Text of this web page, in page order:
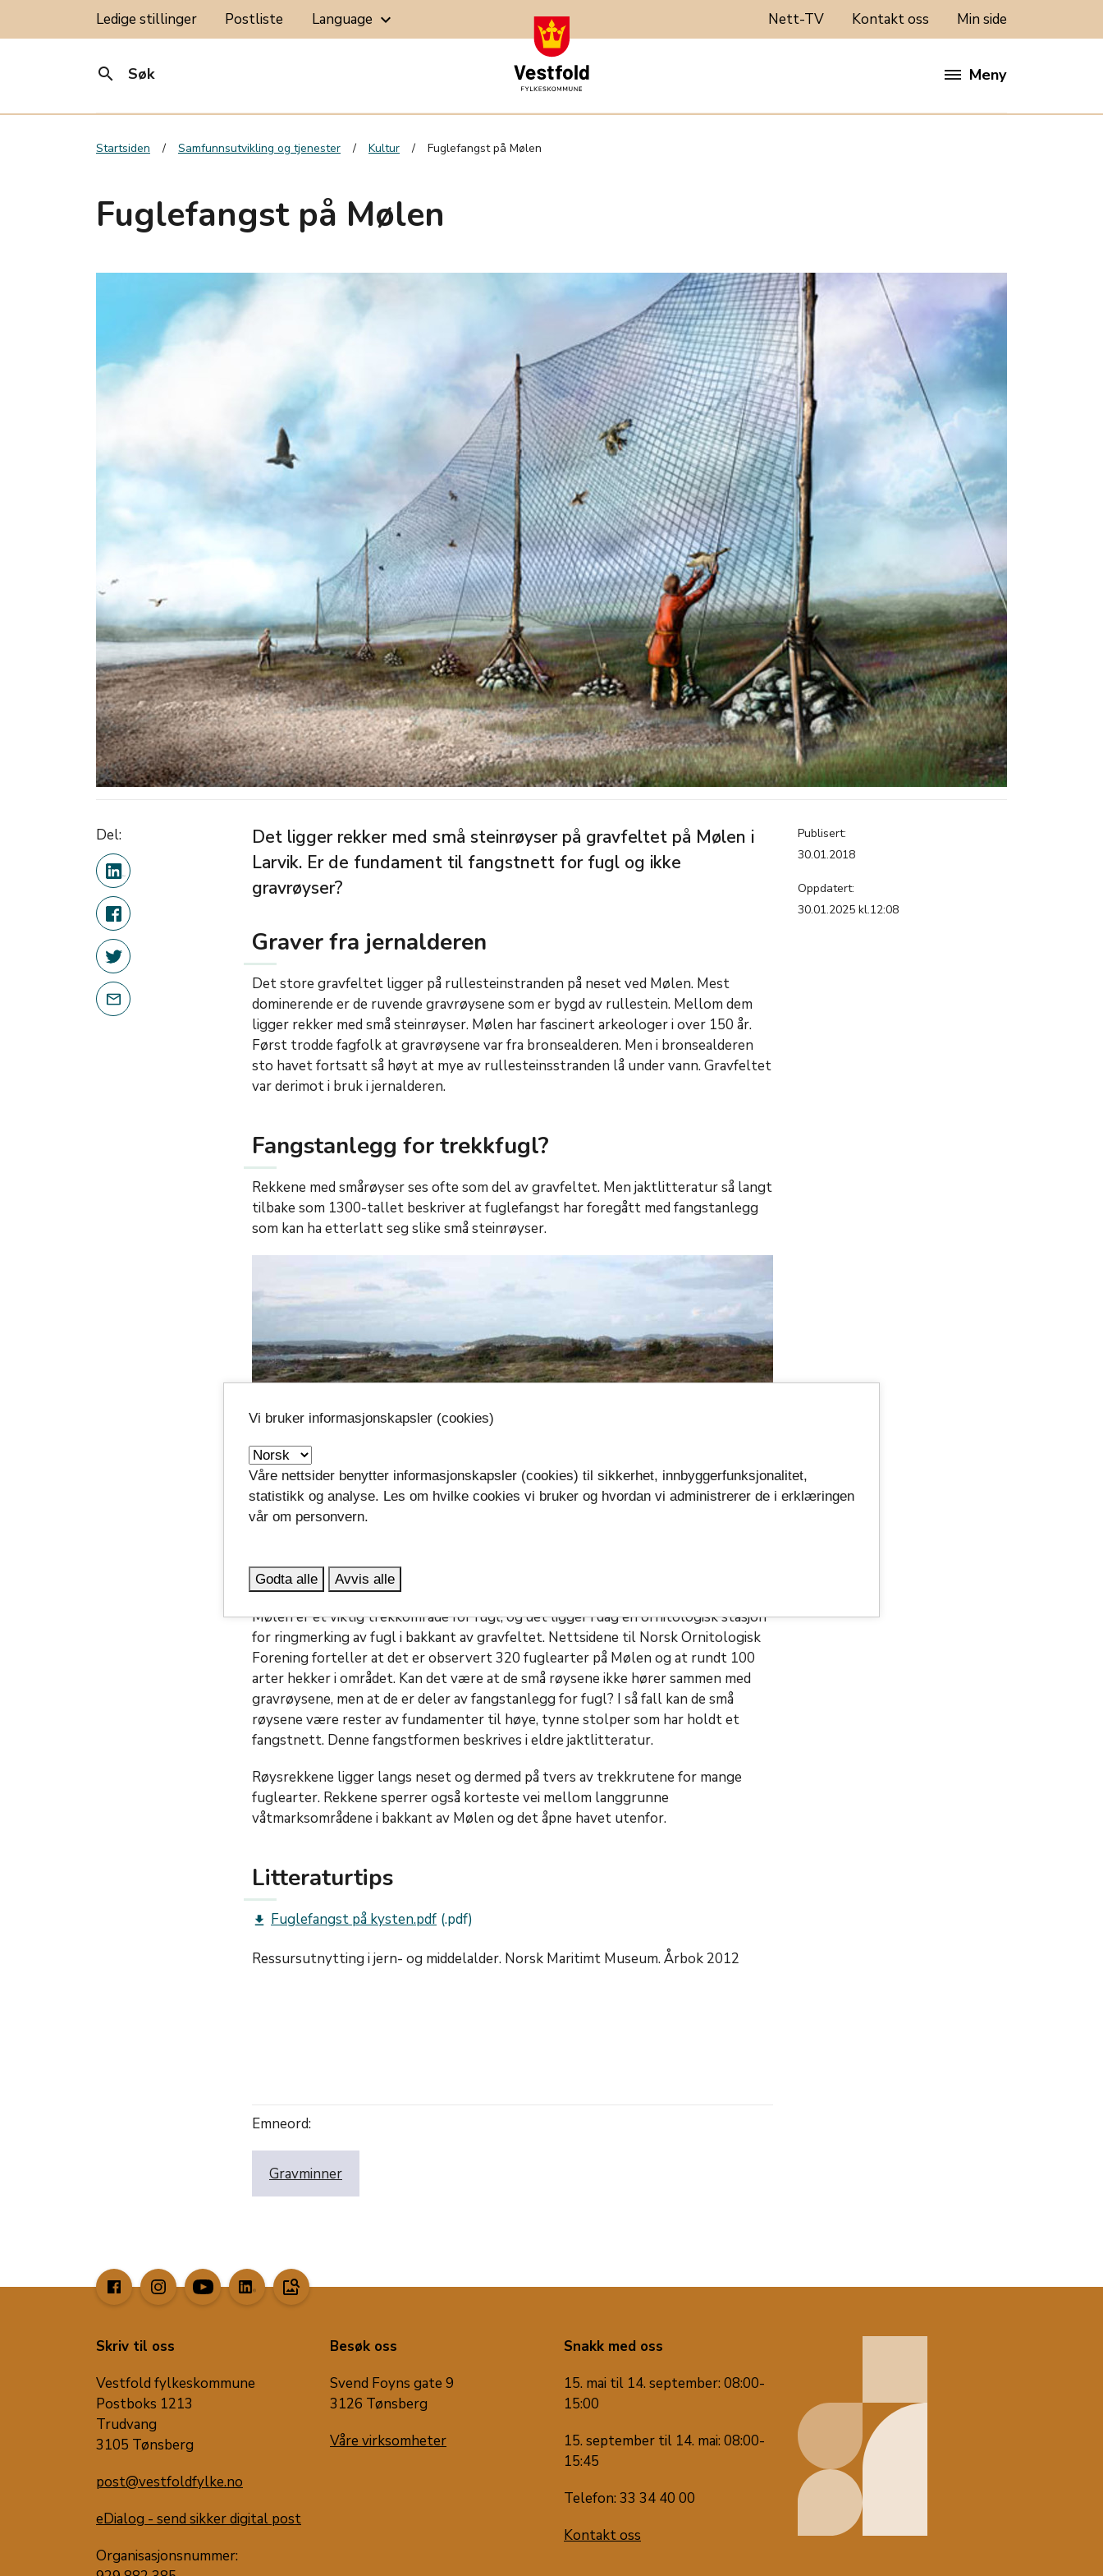
Ledige stillinger Postliste Language keyboard_arrow_down Nett-TV Kontakt oss Min side
search Søk Meny
Startsiden Samfunnsutvikling og tjenester Kultur Fuglefangst på Mølen
Fuglefangst på Mølen
Del:
Det ligger rekker med små steinrøyser på gravfeltet på Mølen i
Larvik. Er de fundament til fangstnett for fugl og ikke
gravrøyser?
Graver fra jernalderen
Det store gravfeltet ligger på rullesteinstranden på neset ved Mølen. Mest
dominerende er de ruvende gravrøysene som er bygd av rullestein. Mellom dem
ligger rekker med små steinrøyser. Mølen har fascinert arkeologer i over 150 år.
Først trodde fagfolk at gravrøysene var fra bronsealderen. Men i bronsealderen
sto havet fortsatt så høyt at mye av rullesteinsstranden lå under vann. Gravfeltet
var derimot i bruk i jernalderen.
Fangstanlegg for trekkfugl?
Rekkene med smårøyser ses ofte som del av gravfeltet. Men jaktlitteratur så langt
tilbake som 1300-tallet beskriver at fuglefangst har foregått med fangstanlegg
som kan ha etterlatt seg slike små steinrøyser.
Mølen er et viktig trekkområde for fugl, og det ligger i dag en ornitologisk stasjon
for ringmerking av fugl i bakkant av gravfeltet. Nettsidene til Norsk Ornitologisk
Forening forteller at det er observert 320 fuglearter på Mølen og at rundt 100
arter hekker i området. Kan det være at de små røysene ikke hører sammen med
gravrøysene, men at de er deler av fangstanlegg for fugl? I så fall kan de små
røysene være rester av fundamenter til høye, tynne stolper som har holdt et
fangstnett. Denne fangstformen beskrives i eldre jaktlitteratur.
Røysrekkene ligger langs neset og dermed på tvers av trekkrutene for mange
fuglearter. Rekkene sperrer også korteste vei mellom langgrunne
våtmarksområdene i bakkant av Mølen og det åpne havet utenfor.
Litteraturtips
get_app Fuglefangst på kysten.pdf
Ressursutnytting i jern- og middelalder. Norsk Maritimt Museum. Årbok 2012
Publisert:
30.01.2018
Oppdatert:
30.01.2025 kl.12:08
Emneord:
Gravminner
image_search
Skriv til oss
Vestfold fylkeskommune
Postboks 1213
Trudvang
3105 Tønsberg
post@vestfoldfylke.no
eDialog - send sikker digital post
Organisasjonsnummer:
Besøk oss
Svend Foyns gate 9
3126 Tønsberg
Våre virksomheter
Snakk med oss
15. mai til 14. september: 08:00-
15:00
15. september til 14. mai: 08:00-
15:45
Telefon: 33 34 40 00
Kontakt oss
Vi bruker informasjonskapsler (cookies)
Våre nettsider benytter informasjonskapsler (cookies) til sikkerhet, innbyggerfunksjonalitet,
statistikk og analyse. Les om hvilke cookies vi bruker og hvordan vi administrerer de i erklæringen
vår om personvern.
Godta alle Avvis alle